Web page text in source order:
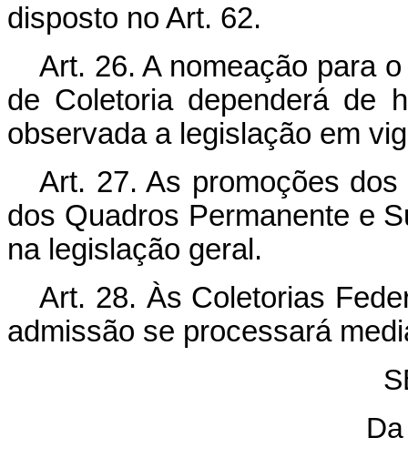
disposto no Art. 62.
Art. 26. A nomeação para
de Coletoria dependerá de
observada a legislação em
Art. 27. As promoções
dos Quadros Permanente e
na legislação geral.
Art. 28. Às Coletorias
admissão se processará